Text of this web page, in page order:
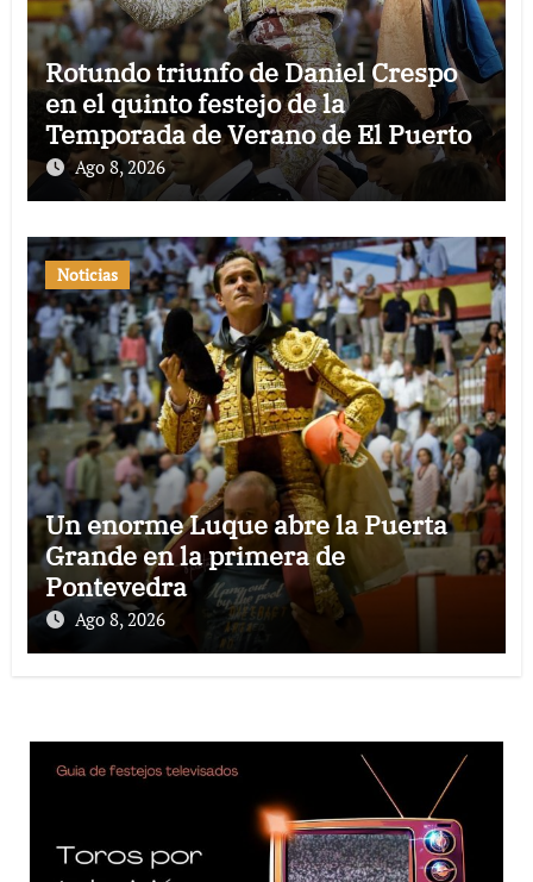
Rotundo triunfo de Daniel Crespo
en el quinto festejo de la
Temporada de Verano de El Puerto
Ago 8, 2026
Noticias
Un enorme Luque abre la Puerta
Grande en la primera de
Pontevedra
Ago 8, 2026